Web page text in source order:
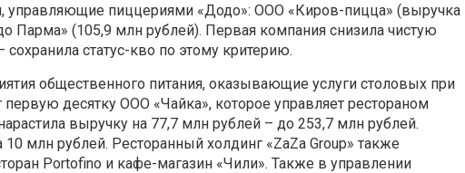
управляющие пиццериями «Додо»: ООО «Киров-пицца» (выручка
Парма» (105,9 млн рублей). Первая компания снизила чистую
сохранила статус-кво по этому критерию.
общественного питания, оказывающие услуги столовых при
первую десятку ООО «Чайка», которое управляет рестораном
выручку на 77,7 млн рублей – до 253,7 млн рублей.
млн рублей. Ресторанный холдинг «ZaZa Group» также
Portofino и кафе-магазин «Чили». Также в управлении